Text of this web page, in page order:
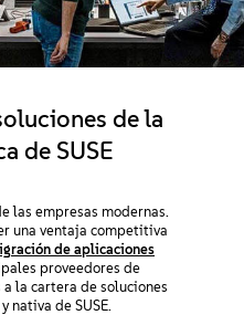
de la
de SUSE
las empresas modernas.
una ventaja competitiva
de aplicaciones
proveedores de
la cartera de soluciones
nativa de SUSE.